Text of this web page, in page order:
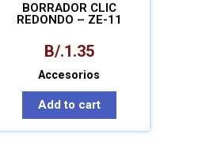
BORRADOR CLIC
REDONDO – ZE-11
B/.1.35
Accesorios
Add to cart